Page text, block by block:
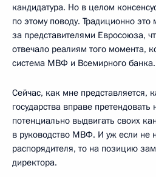
кандидатура. Но в целом
по этому поводу. Традиционно
за представителями Евросоюза,
отвечало реалиям того момента,
система МВФ и Всемирного банка.
Сейчас, как мне представляется,
государства вправе претендовать
потенциально выдвигать своих
в руководство МВФ. И уж если не
распорядителя, то на позицию
директора.